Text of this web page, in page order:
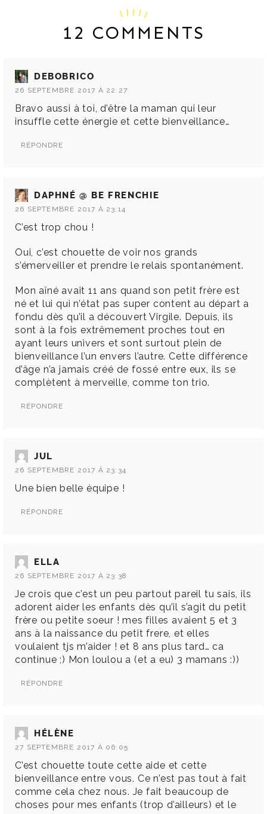
12 COMMENTS
DEBOBRICO
26 SEPTEMBRE 2017 À 22:27
Bravo aussi à toi, d’être la maman qui leur
insuffle cette énergie et cette bienveillance…
RÉPONDRE
DAPHNÉ @ BE FRENCHIE
26 SEPTEMBRE 2017 À 23:14
C’est trop chou !
Oui, c’est chouette de voir nos grands
s’émerveiller et prendre le relais spontanément.
Mon aîné avait 11 ans quand son petit frère est
né et lui qui n’état pas super content au départ a
fondu dès qu’il a découvert Virgile. Depuis, ils
sont à la fois extrêmement proches tout en
ayant leurs univers et sont surtout plein de
bienveillance l’un envers l’autre. Cette différence
d’âge n’a jamais créé de fossé entre eux, ils se
complètent à merveille, comme ton trio.
RÉPONDRE
JUL
26 SEPTEMBRE 2017 À 23:34
Une bien belle équipe !
RÉPONDRE
ELLA
26 SEPTEMBRE 2017 À 23:38
Je crois que c’est un peu partout pareil tu sais, ils
adorent aider les enfants dès qu’il s’agit du petit
frère ou petite soeur ! mes filles avaient 5 et 3
ans à la naissance du petit frere, et elles
voulaient tjs m’aider ! et 8 ans plus tard… ca
continue ;) Mon loulou a (et a eu) 3 mamans :))
RÉPONDRE
HÉLÈNE
27 SEPTEMBRE 2017 À 06:05
C’est chouette toute cette aide et cette
bienveillance entre vous. Ce n’est pas tout à fait
comme cela chez nous. Je fait beaucoup de
choses pour mes enfants (trop d’ailleurs) et le